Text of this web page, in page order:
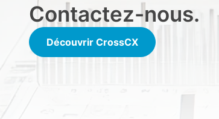
Contactez-nous.
Découvrir CrossCX